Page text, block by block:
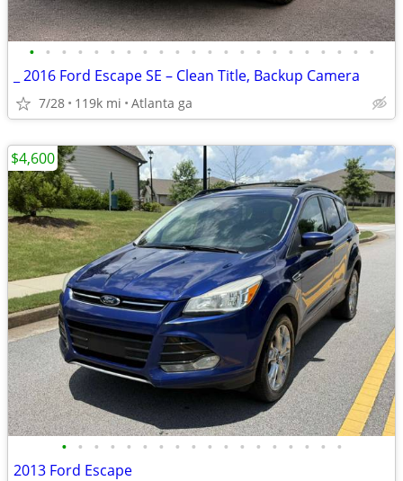
• • • • • • • • • • • • • • • • • • • • • •
_ 2016 Ford Escape SE – Clean Title, Backup Camera
7/28 119k mi Atlanta ga
• • • • • • • • • • • • • • • • • •
2013 Ford Escape
$4,600